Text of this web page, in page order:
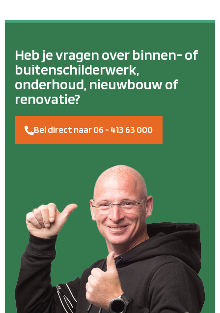
Heb je vragen over binnen- of
buitenschilderwerk,
onderhoud, nieuwbouw of
renovatie?
Bel direct naar 06 - 413 63 000